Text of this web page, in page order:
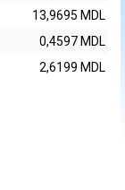
13,9695 MDL
0,4597 MDL
2,6199 MDL